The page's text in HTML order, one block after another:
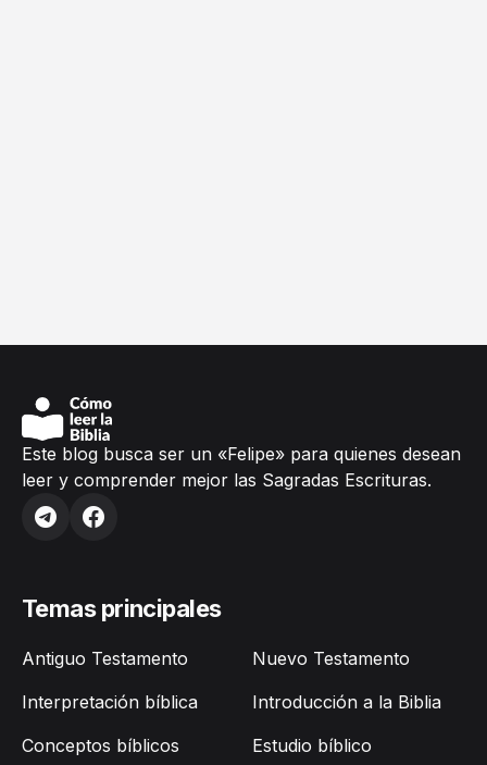
Este blog busca ser un «Felipe» para quienes desean
leer y comprender mejor las Sagradas Escrituras.
Temas principales
Antiguo Testamento
Nuevo Testamento
Interpretación bíblica
Introducción a la Biblia
Conceptos bíblicos
Estudio bíblico